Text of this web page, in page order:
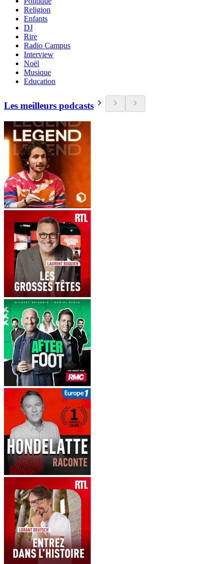
Religion
Enfants
DJ
Rire
Radio Campus
Interview
Noël
Musique
Education
Les meilleurs podcasts